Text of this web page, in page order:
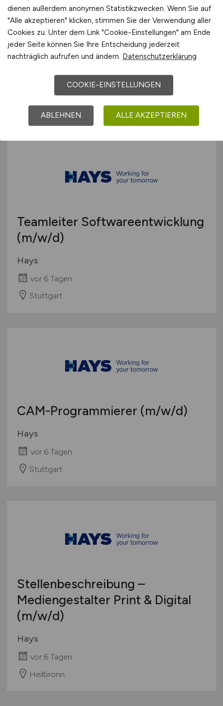
SAP Inhouse Consultant(w/m/d)
Compliance
vor 5 Tagen
Plochingen
Teamleiter Softwareentwicklung
(m/w/d)
Hays
vor 6 Tagen
Stuttgart
CAM-Programmierer (m/w/d)
Hays
vor 6 Tagen
Stuttgart
Stellenbeschreibung –
Mediengestalter Print & Digital
(m/w/d)
Hays
vor 6 Tagen
Heilbronn
dienen außerdem anonymen Statistikzwecken. Wenn Sie auf
"Alle akzeptieren" klicken, stimmen Sie der Verwendung aller
Cookies zu. Unter dem Link "Cookie-Einstellungen" am Ende
jeder Seite können Sie Ihre Entscheidung jederzeit
nachträglich aufrufen und ändern. Datenschutzerklärung
COOKIE-EINSTELLUNGEN
ABLEHNEN ALLE AKZEPTIEREN